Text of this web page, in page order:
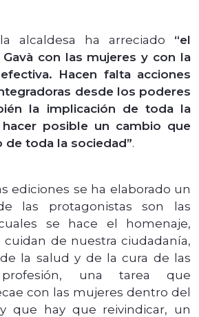
alcaldesa ha arreciado “el
con las mujeres y con la
Hacen falta acciones
desde los poderes
la implicación de toda la
hacer posible un cambio que
de toda la sociedad”.
ediciones se ha elaborado un
las protagonistas son las
se hace el homenaje,
cuidan de nuestra ciudadanía,
la salud y de la cura de las
una tarea que
con las mujeres dentro del
que hay que reivindicar, un